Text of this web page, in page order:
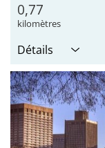
0,77
kilomètres
Détails